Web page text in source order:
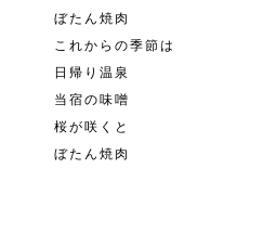
ぼたん焼肉
これからの季節は
日帰り温泉
当宿の味噌
桜が咲くと
ぼたん焼肉